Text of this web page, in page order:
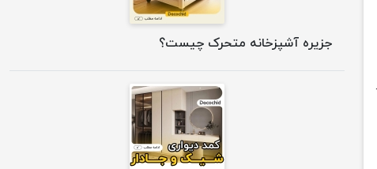
جزیره آشپزخانه متحرک چیست؟